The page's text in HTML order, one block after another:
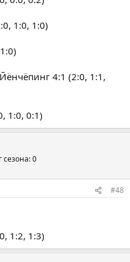
1:0, 1:0)
4:1 (2:0, 1:1,
1:0, 0:1)
сезона: 0
#48
1:2, 1:3)